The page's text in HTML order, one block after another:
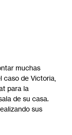
muchas
caso de Victoria,
para la
de su casa.
sus